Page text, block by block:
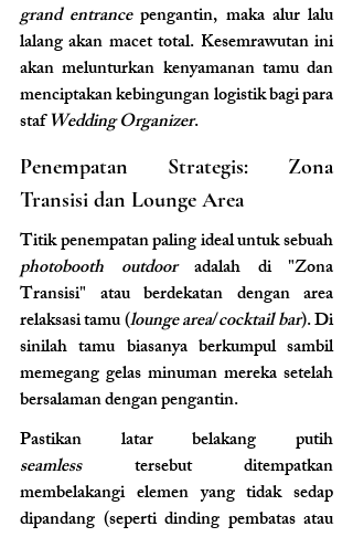
grand entrance pengantin, maka alur lalu
lalang akan macet total. Kesemrawutan ini
akan melunturkan kenyamanan tamu dan
menciptakan kebingungan logistik bagi para
staf Wedding Organizer.
Penempatan Strategis: Zona
Transisi dan Lounge Area
photobooth outdoor adalah di "Zona
Transisi" atau berdekatan dengan area
relaksasi tamu (lounge area/cocktail bar). Di
sinilah tamu biasanya berkumpul sambil
memegang gelas minuman mereka setelah
bersalaman dengan pengantin.
seamless tersebut ditempatkan
membelakangi elemen yang tidak sedap
dipandang (seperti dinding pembatas atau